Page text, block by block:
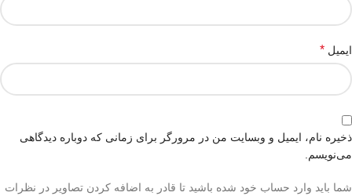
ایمیل *
ذخیره نام، ایمیل و وبسایت من در مرورگر برای زمانی که دوباره دیدگاهی
می‌نویسم.
شما باید وارد حساب خود شده باشید تا قادر به اضافه کردن تصاویر در نظرات